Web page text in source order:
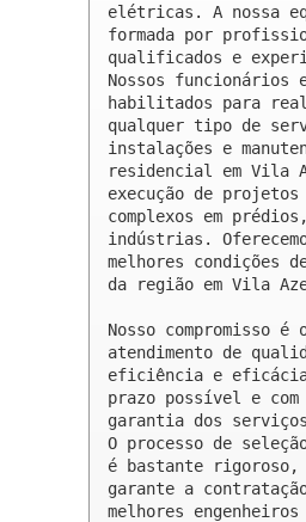
elétricas. A nossa
formada por
qualificados e
Nossos funcionários
habilitados para
qualquer tipo de
instalações e
residencial em Vila
execução de projetos
complexos em
indústrias.
melhores condições
da região em Vila
Nosso compromisso é
atendimento de
eficiência e
prazo possível e
garantia dos
O processo de
é bastante rigoroso,
garante a
melhores engenheiros